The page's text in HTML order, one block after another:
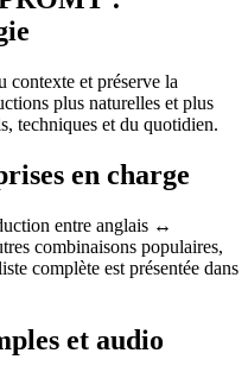
et préserve la
plus naturelles et plus
techniques et du quotidien.
en charge
entre anglais ↔
combinaisons populaires,
complète est présentée dans
et audio